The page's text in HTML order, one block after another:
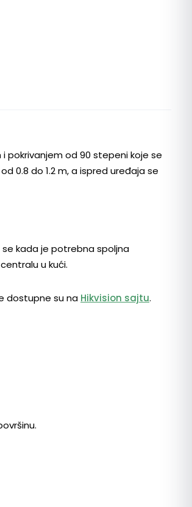
pokrivanjem od 90 stepeni koje se
0.8 do 1.2 m, a ispred uređaja se
se kada je potrebna spoljna
u kući.
dostupne su na Hikvision sajtu.